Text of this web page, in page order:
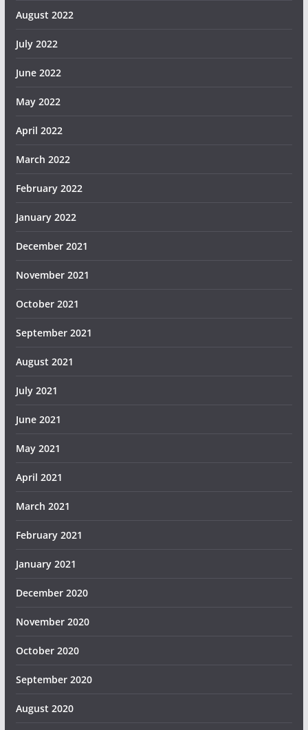
August 2022
July 2022
June 2022
May 2022
April 2022
March 2022
February 2022
January 2022
December 2021
November 2021
October 2021
September 2021
August 2021
July 2021
June 2021
May 2021
April 2021
March 2021
February 2021
January 2021
December 2020
November 2020
October 2020
September 2020
August 2020